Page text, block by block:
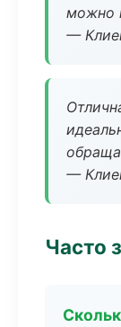
можно
—
—
Часто